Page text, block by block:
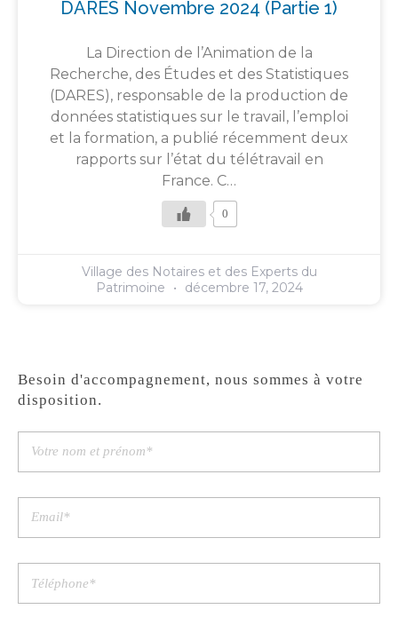
DARES Novembre 2024 (partie 1)
La Direction de l’Animation de la
Recherche, des Études et des Statistiques
(DARES), responsable de la production de
données statistiques sur le travail, l’emploi
et la formation, a publié récemment deux
rapports sur l’état du télétravail en
France. C…
0
Village des Notaires et des Experts du
Patrimoine
décembre 17, 2024
Besoin d'accompagnement, nous sommes à votre
disposition.